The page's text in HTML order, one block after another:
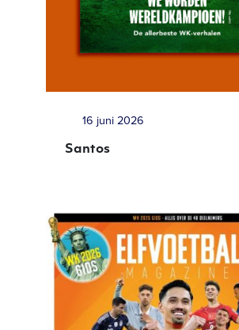
16 juni 2026
Santos